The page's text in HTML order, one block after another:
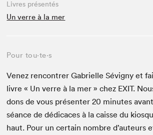
Livres présentés
Un verre à la mer
Pour tou⋅te⋅s
Venez ren­con­tr­er Gabrielle Sévi­gny et
livre « Un verre à la mer » chez EXIT.
dons de vous présen­ter20 min­utes
séance de dédi­caces à la caisse du
haut. Pour un cer­tain nom­bre d’auteurs